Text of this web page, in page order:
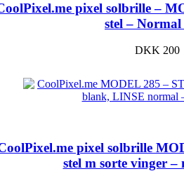
pixel solbrille –
stel – Normal
DKK 200
pixel solbrille
stel m sorte vinger –